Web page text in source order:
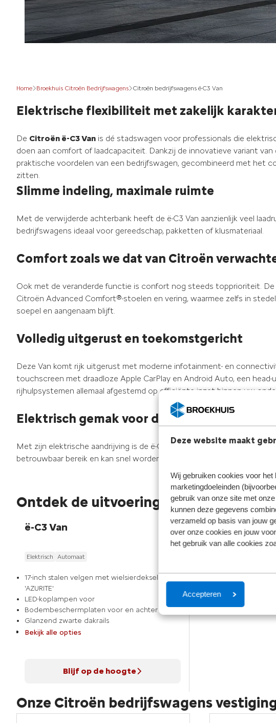
Deze website maakt
Wij gebruiken cookies voor
marketingdoeleinden
gebruik van onze site met
kunnen deze gegevens
verzameld op basis van jouw
over onze cookies en jouw
het gebruik van alle cookies
Accepteren
Home Broekhuis Citroën Bedrijfswagens Citroën bedrijfswagens ë-C3 Van
Elektrische flexibiliteit met zakelijk
De Citroën ë-C3 Van is dé stadswagen voor professionals die
doen aan comfort of laadcapaciteit. Dankzij de innovatieve variant van
praktische voordelen van een bedrijfswagen, gecombineerd met het
zitten.
Slimme indeling, maximale ruimte
Met de verwijderde achterbank heeft de ë-C3 Van aanzienlijk veel
bedrijfswagens ideaal voor gereedschap, pakketten of klusmateriaal.
Comfort zoals we dat van Citroën
Ook met de veranderde functie is confort nog steeds topprioriteit. De
Citroën Advanced Comfort®-stoelen en vering, waarmee zelfs in
soepel en aangenaam blijft.
Volledig uitgerust en toekomstgericht
Deze Van komt rijk uitgerust met moderne infotainment- en
touchscreen met draadloze Apple CarPlay en Android Auto, een head-
rijhulpsystemen allemaal afgestemd op efficiënte inzet binnen uw
Elektrisch gemak voor dagelijks gebruik
Met zijn elektrische aandrijving is de ë-C3 Van perfect voor dagelijkse
betrouwbaar bereik en kan snel worden opgeladen, waardoor u tijd
Ontdek de uitvoeringen
ë-C3 Van
Elektrisch Automaat
17-inch stalen velgen met wielsierdeksels
'AZURITE'
LED-koplampen voor
Bodembeschermplaten voor en achter
Glanzend zwarte dakrails
Bekijk alle opties
Blijf op de hoogte
Onze Citroën bedrijfswagens